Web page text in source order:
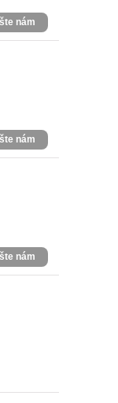
nám
nám
nám